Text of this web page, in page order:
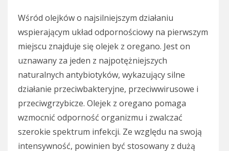
Wśród olejków o najsilniejszym działaniu
wspierającym układ odpornościowy na pierwszym
miejscu znajduje się olejek z oregano. Jest on
uznawany za jeden z najpotężniejszych
naturalnych antybiotyków, wykazujący silne
działanie przeciwbakteryjne, przeciwwirusowe i
przeciwgrzybicze. Olejek z oregano pomaga
wzmocnić odporność organizmu i zwalczać
szerokie spektrum infekcji. Ze względu na swoją
intensywność, powinien być stosowany z dużą